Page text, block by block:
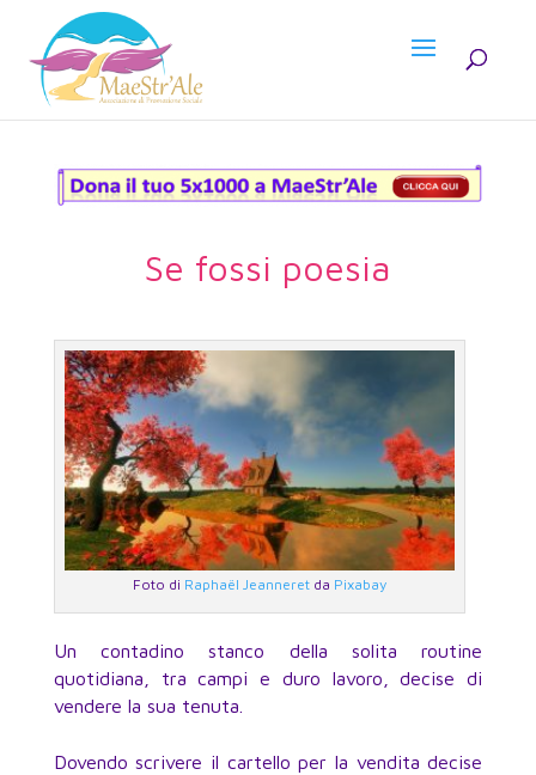
Se fossi poesia
Foto di Raphaël Jeanneretda Pixabay
Un contadino stanco della solita routine
quotidiana, tra campi e duro lavoro, decise di
vendere la sua tenuta.
Dovendo scrivere il cartello per la vendita decise